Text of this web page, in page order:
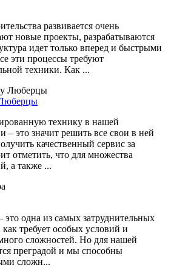
развивается очень
новые проекты, разрабатываются
идет только вперед и быстрыми
эти процессы требуют
техники. Как ...
Люберцы
технику в нашей
– это значит решить все свои в ней
качественный сервис за
отметить, что для множества
а также ...
это одна из самых затруднительных
требует особых условий и
сложностей. Но для нашей
преградой и мы способны
сложн...